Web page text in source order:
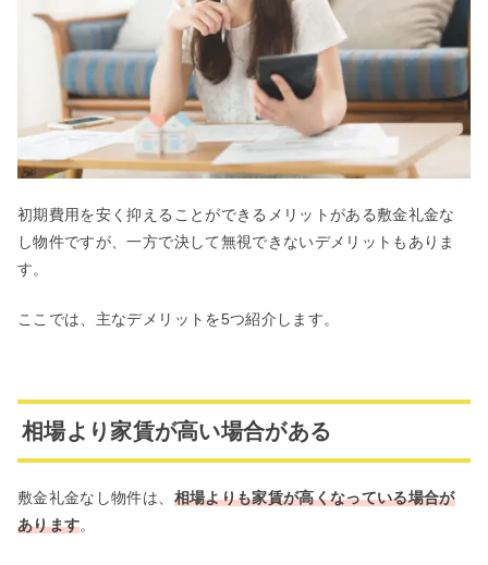
初期費用を安く抑えることができるメリットがある敷金礼金な
し物件ですが、一方で決して無視できないデメリットもありま
す。
ここでは、主なデメリットを5つ紹介します。
相場より家賃が高い場合がある
敷金礼金なし物件は、 相場よりも家賃が高くなっている場合が
あります。